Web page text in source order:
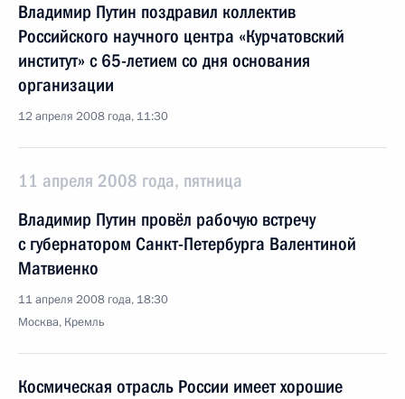
Владимир Путин поздравил коллектив
Российского научного центра «Курчатовский
институт» с 65-летием со дня основания
организации
12 апреля 2008 года, 11:30
11 апреля 2008 года, пятница
Владимир Путин провёл рабочую встречу
с губернатором Санкт-Петербурга Валентиной
Матвиенко
11 апреля 2008 года, 18:30
Москва, Кремль
Космическая отрасль России имеет хорошие